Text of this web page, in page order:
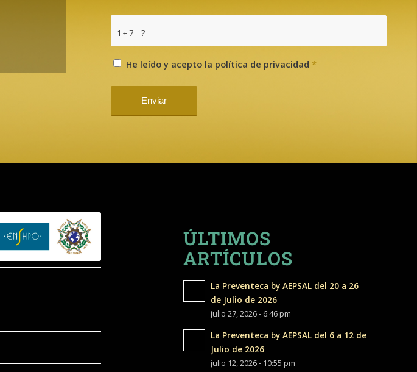
1 + 7 = ?
He leído y acepto la política de privacidad *
ÚLTIMOS
ARTÍCULOS
La Preventeca by AEPSAL del 20 a 26
de Julio de 2026
julio 27, 2026 - 6:46 pm
La Preventeca by AEPSAL del 6 a 12 de
Julio de 2026
julio 12, 2026 - 10:55 pm